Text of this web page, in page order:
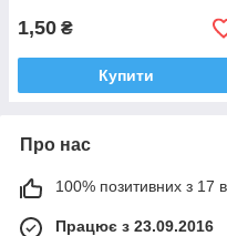
1,50 ₴
Купити
Про нас
100% позитивних з 17
Працює з 23.09.2016